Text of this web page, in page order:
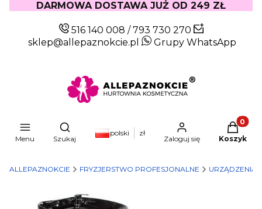
DARMOWA DOSTAWA JUŻ OD 249 ZŁ
516 140 008 /793 730 270
sklep@allepaznokcie.pl
Grupy WhatsApp
Menu
Otwórz wyszukiwarkę
Szukaj
polski zł
Zaloguj się Koszyk
ALLEPAZNOKCIE FRYZJERSTWO PROFESJONALNE URZĄDZENIA I